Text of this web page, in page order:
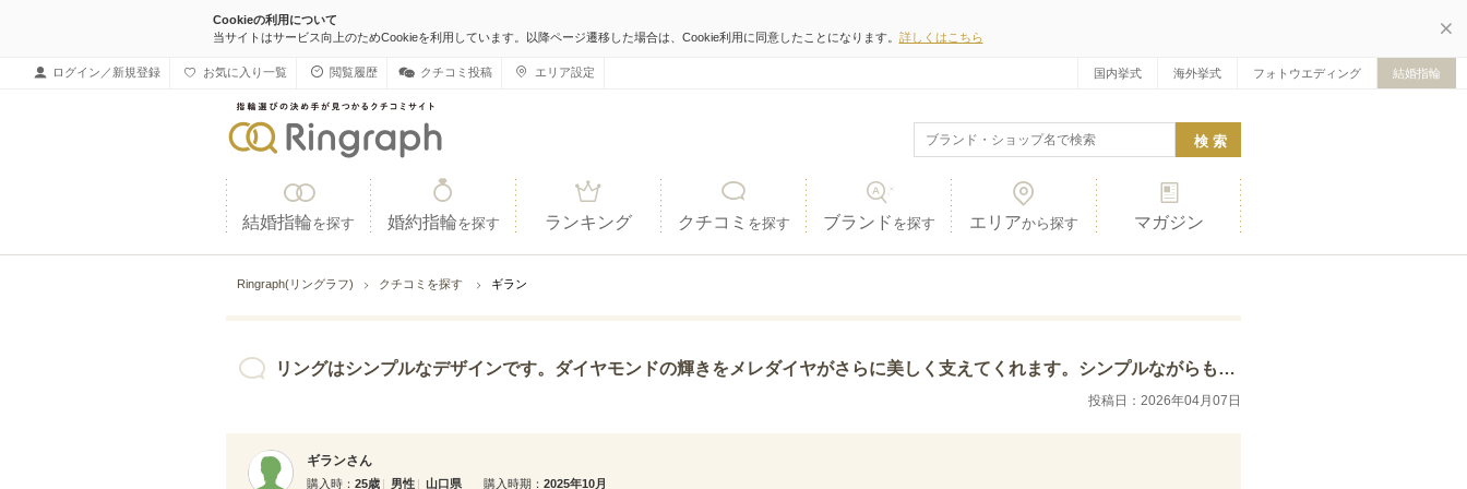
Cookieの利用について
当サイトはサービス向上のためCookieを利用しています。以降ページ遷移した場合は、Cookie利用に同意したことになります。 詳しくはこちら
ログイン／新規登録 お気に入り一覧 閲覧履歴 クチコミ投稿 エリア設定 国内挙式 海外挙式 フォトウエディング 結婚指輪
結婚指輪を探す 婚約指輪を探す ランキング クチコミ を探す ブランド を探す エリアから探す マガジン
Ringraph(リングラフ) クチコミを探す ギラン
リングはシンプルなデザインです。ダイヤモンドの輝きをメレダイヤがさらに美しく支えてくれます。シンプルながらも華やかさがあり、指に着けても上品さを感じることができるデザインです。指…
投稿日：2026年04月07日
ギランさん
購入時 25歳 男性 山口県 購入時期 2025年10月